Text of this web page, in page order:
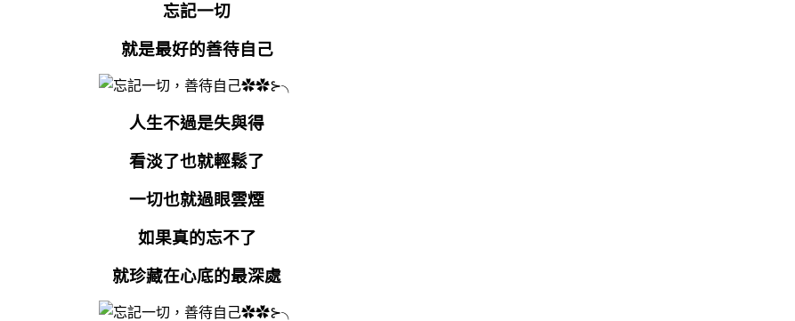
忘記一切
就是最好的善待自己
人生不過是失與得
看淡了也就輕鬆了
一切也就過眼雲煙
如果真的忘不了
就珍藏在心底的最深處